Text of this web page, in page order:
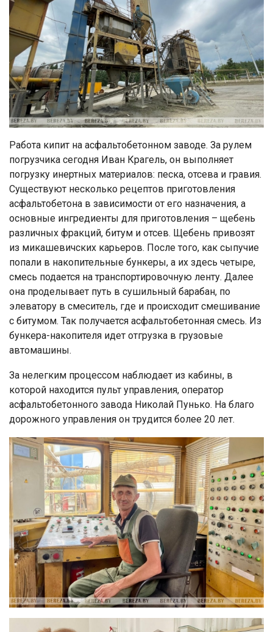
Работа кипит на асфальтобетонном заводе. За рулем
погрузчика сегодня Иван Крагель, он выполняет
погрузку инертных материалов: песка, отсева и гравия.
Существуют несколько рецептов приготовления
асфальтобетона в зависимости от его назначения, а
основные ингредиенты для приготовления – щебень
различных фракций, битум и отсев. Щебень привозят
из микашевичских карьеров. После того, как сыпучие
попали в накопительные бункеры, а их здесь четыре,
смесь подается на транспортировочную ленту. Далее
она проделывает путь в сушильный барабан, по
элеватору в смеситель, где и происходит смешивание
с битумом. Так получается асфальтобетонная смесь. Из
бункера-накопителя идет отгрузка в грузовые
автомашины.
За нелегким процессом наблюдает из кабины, в
которой находится пульт управления, оператор
асфальтобетонного завода Николай Пунько. На благо
дорожного управления он трудится более 20 лет.